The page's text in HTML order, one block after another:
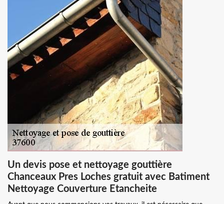
Un devis pose et nettoyage gouttière
Chanceaux Pres Loches gratuit avec Batiment
Nettoyage Couverture Etancheite